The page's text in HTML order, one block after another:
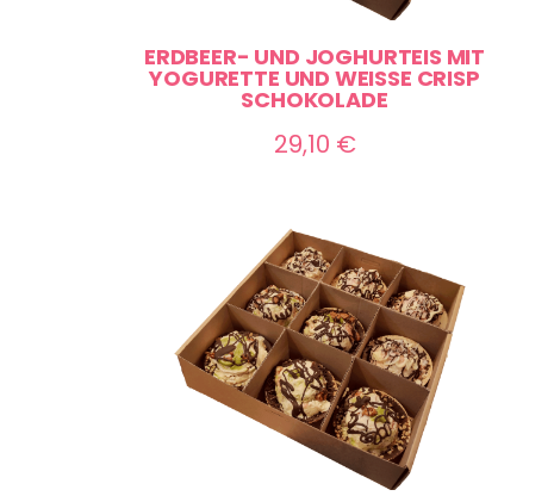
ERDBEER- UND JOGHURTEIS MIT
YOGURETTE UND WEISSE CRISP S
CHOKOLADE
29,10 €